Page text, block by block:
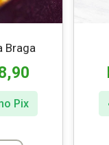
Braga
Pix